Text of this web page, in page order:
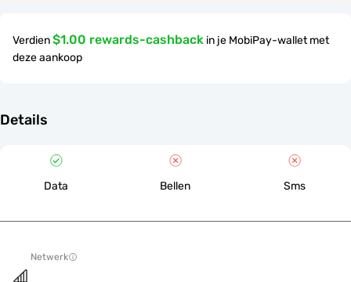
Verdien$1.00 rewards-cashback in je MobiPay-wallet met
deze aankoop
Details
Data Bellen Sms
Netwerk